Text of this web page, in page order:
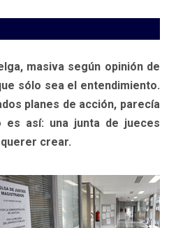
masiva según opinión de
sólo sea el entendimiento.
planes de acción, parecía
es así: una junta de jueces
crear.